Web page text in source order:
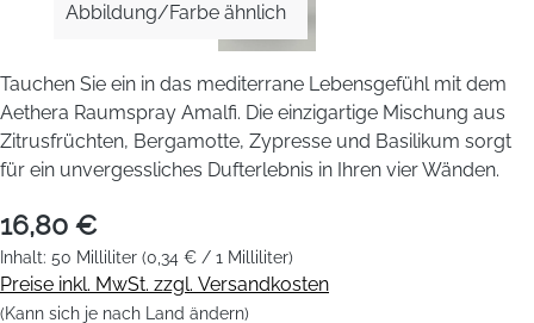
Abbildung/Farbe ähnlich
Tauchen Sie ein in das mediterrane Lebensgefühl mit dem
Aethera Raumspray Amalfi. Die einzigartige Mischung aus
Zitrusfrüchten, Bergamotte, Zypresse und Basilikum sorgt
für ein unvergessliches Dufterlebnis in Ihren vier Wänden.
16,80 €
Inhalt: 50 Milliliter (0,34 € / 1 Milliliter)
Preise inkl. MwSt. zzgl. Versandkosten
(Kann sich je nach Land ändern)